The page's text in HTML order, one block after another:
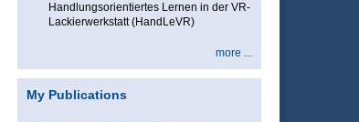
Handlungsorientiertes Lernen in der VR-
Lackierwerkstatt (HandLeVR)
more ...
My Publications